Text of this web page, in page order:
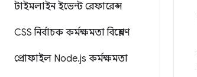
টাইমলাইন ইভেন্ট রেফারেন্স
CSS নির্বাচক কর্মক্ষমতা বিশ্লেষণ
প্রোফাইল Node.js কর্মক্ষমতা